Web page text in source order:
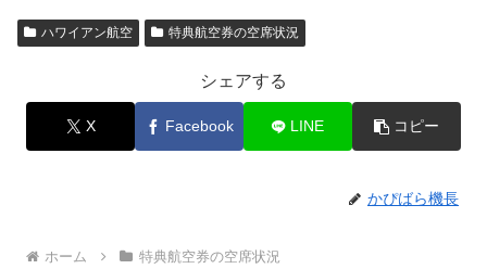
ハワイアン航空 特典航空券の空席状況
シェアする
X Facebook LINE コピー
かぴばら機長
ホーム 特典航空券の空席状況